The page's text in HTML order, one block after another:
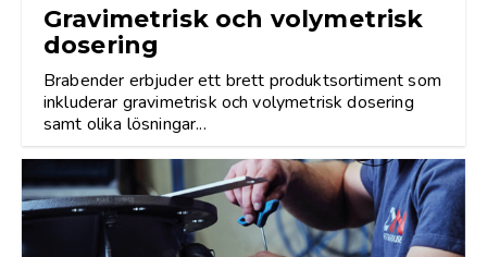
Gravimetrisk och volymetrisk
dosering
Brabender erbjuder ett brett produktsortiment som
inkluderar gravimetrisk och volymetrisk dosering
samt olika lösningar...